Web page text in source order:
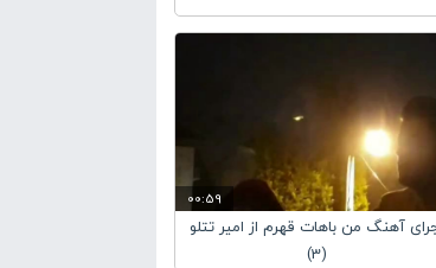
00:59
آهنگ من باهات قهرم از امیر تتلو
(3)